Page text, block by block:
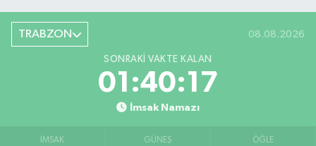
TRABZON 08.08.2026
SONRAKI VAKTE KALAN
01:40:17
İmsak Namazı
İMSAK GÜNEŞ ÖĞLE